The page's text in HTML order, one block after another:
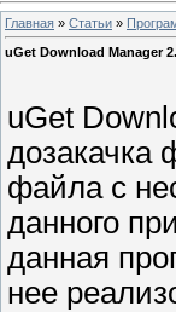
Главная » Статьи »
uGet Download Manager
uGet
дозакачка
файла с
данного
данная
нее